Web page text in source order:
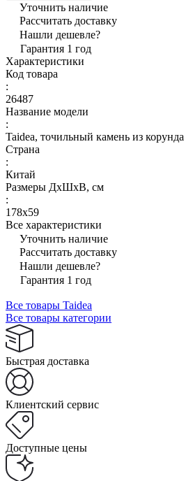
Уточнить наличие
Рассчитать доставку
Нашли дешевле?
Гарантия 1 год
Характеристики
Код товара
:
26487
Название модели
:
Taidea, точильный камень из корунда
Страна
:
Китай
Размеры ДхШхВ, см
:
178х59
Все характеристики
Уточнить наличие
Рассчитать доставку
Нашли дешевле?
Гарантия 1 год
Все товары Taidea
Все товары категории
Быстрая доставка
Клиентский сервис
Доступные цены